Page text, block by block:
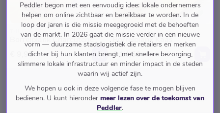
THULL'S DELI
Borrelplank Charcuterie
€ 9,95
THULL'S DELI
Borrelplank Kaas
€ 14,50
Peddler begon met een eenvoudig idee: lokale ondernemers
helpen om online zichtbaar en bereikbaar te worden. In de
loop der jaren is die missie meegegroeid met de behoeften
van de markt. In 2026 gaat die missie verder in een nieuwe
vorm — duurzame stadslogistiek die retailers en merken
dichter bij hun klanten brengt, met snellere bezorging,
slimmere lokale infrastructuur en minder impact in de steden
waarin wij actief zijn.
We hopen u ook in deze volgende fase te mogen blijven
bedienen. U kunt hieronder meer lezen over de toekomst van
Peddler.